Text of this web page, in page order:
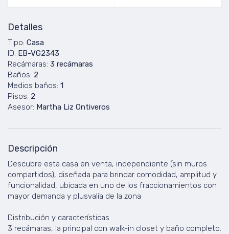
Detalles
Tipo: Casa
ID: EB-VG2343
Recámaras: 3 recámaras
Baños: 2
Medios baños: 1
Pisos: 2
Asesor: Martha Liz Ontiveros
Descripción
Descubre esta casa en venta, independiente (sin muros
compartidos), diseñada para brindar comodidad, amplitud y
funcionalidad, ubicada en uno de los fraccionamientos con
mayor demanda y plusvalía de la zona
Distribución y características
3 recámaras, la principal con walk-in closet y baño completo.